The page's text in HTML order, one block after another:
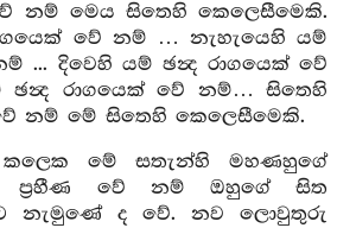
නම් මෙය සිතෙහි කෙලෙසීමෙකි.
වේ නම් … නැහැයෙහි යම්
... දිවෙහි යම් ඡන්‍ද රාගයෙක් වේ
රාගයෙක් වේ නම්… සිතෙහි
නම් මේ සිතෙහි කෙලෙසීමෙකි.
මේ සතැන්හි මහණහුගේ
ප්‍රහීණ වේ නම් ඔහුගේ සිත
නැමුණේ ද වේ. නව ලොවුතුරු